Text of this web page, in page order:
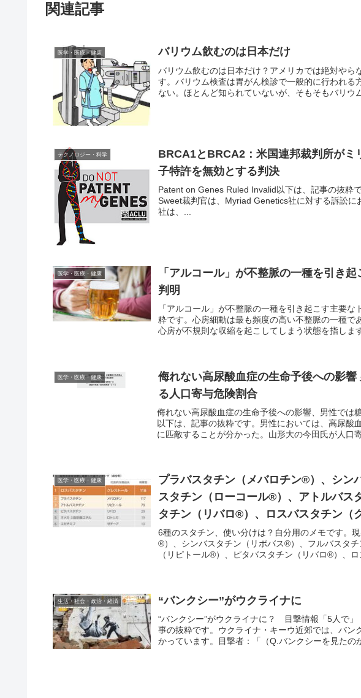
関連記事
医学・医療・健康 バリウム飲むのは日本だけ
バリウム飲むのは日本だけ？アメリカでは絶対や
す。バリウム検査は胃がん検診で一般的に行われ
ない。ほとんど知られていないが、そもそもバリウ
テクノロジー・科学
BRCA1とBRCA2：米国連邦裁判所がミ
子特許を無効とする判決
Patent on Genes Ruled Invalid以下は、記事の抜粋
Sweet裁判官は、Myriad Genetics社に対する訴訟
社は、...
医学・医療・健康
「アルコール」が不整脈の一種を引き
判明
「アルコール」が不整脈の一種を引き起こす主要
粋です。心房細動は最も頻度の高い不整脈の一種で
心房が不規則な収縮を起こしてしまう状態を指しま
医学・医療・健康
侮れない高尿酸血症の生命予後への影
る人口寄与危険割合
侮れない高尿酸血症の生命予後への影響、男性では
以下は、記事の抜粋です。男性においては、高尿酸
に匹敵することが分かった。山形大の今田氏が人口
医学・医療・健康
プラバスタチン（メバロチン®）、シン
スタチン（ローコール®）、アトルバス
タチン（リバロ®）、ロスバスタチン（
6種のスタチン、使い分けは？自分用のメモです。
®）、シンバスタチン（リポバス®）、フルバスタ
（リピトール®）、ピタバスタチン（リバロ®）、
生活・社会・政治・経済 “バンクシー”がウクライナに
“バンクシー”がウクライナに？ 目撃情報「5人で
事の抜粋です。ウクライナ・キーウ近郊では、バン
かっています。目撃者：「（Q.バンクシーを見たの